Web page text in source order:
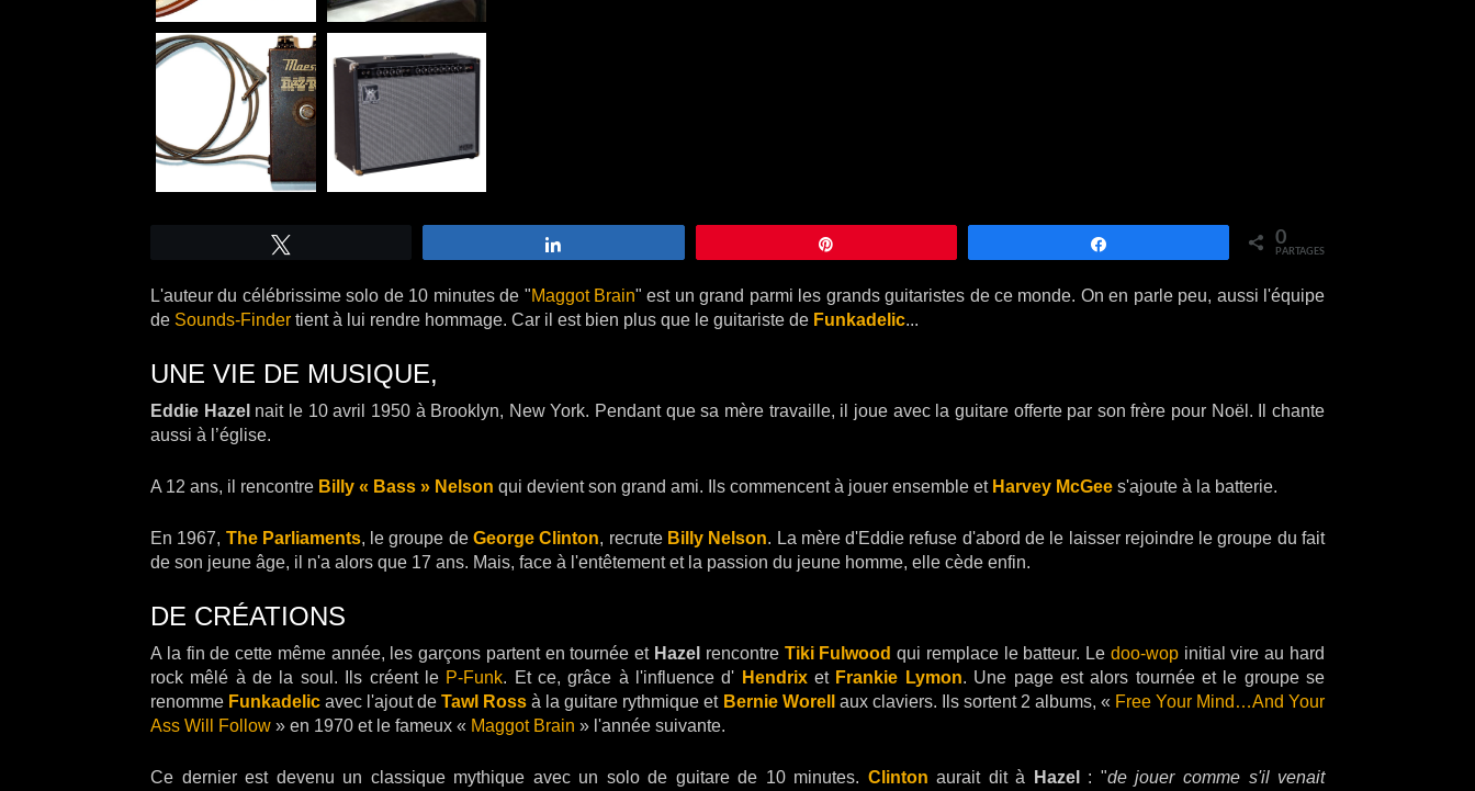
0
PARTAGES
L'auteur du célébrissime solo de 10 minutes de "Maggot Brain" est un grand parmi les grands guitaristes de ce monde. On en parle peu, aussi l'équipe
de Sounds-Finder tient à lui rendre hommage. Car il est bien plus que le guitariste de Funkadelic...
UNE VIE DE MUSIQUE,
Eddie Hazel nait le 10 avril 1950 à Brooklyn, New York. Pendant que sa mère travaille, il joue avec la guitare offerte par son frère pour Noël. Il chante
aussi à l’église.
A 12 ans, il rencontre Billy « Bass » Nelson qui devient son grand ami. Ils commencent à jouer ensemble et Harvey McGee s'ajoute à la batterie.
En 1967, The Parliaments, le groupe deGeorge Clinton, recrute Billy Nelson. La mère d'Eddie refuse d'abord de le laisser rejoindre le groupe du fait
de son jeune âge, il n'a alors que 17 ans. Mais, face à l'entêtement et la passion du jeune homme, elle cède enfin.
DE CRÉATIONS
A la fin de cette même année, les garçons partent en tournée et Hazel rencontre Tiki Fulwood qui remplace le batteur. Le doo-wopinitial vire au hard
rock mêlé à de la soul. Ils créent le P-Funk. Et ce, grâce à l'influence d' Hendrixet Frankie Lymon. Une page est alors tournée et le groupe se
renomme Funkadelic avec l'ajout deTawl Ross à la guitare rythmique et Bernie Worell aux claviers. Ils sortent 2 albums, « Free Your Mind…And Your
Ass Will Follow » en 1970 et le fameux « Maggot Brain » l'année suivante.
Ce dernier est devenu un classique mythique avec un solo de guitare de 10 minutes. Clinton aurait dit à Hazel : "de jouer comme s'il venait